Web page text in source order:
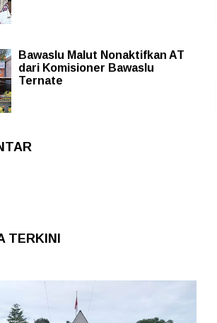
Bawaslu Malut Nonaktifkan AT
dari Komisioner Bawaslu
Ternate
TERKINI